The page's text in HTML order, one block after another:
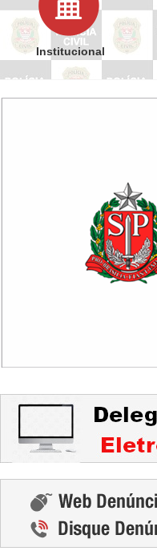
Institucional